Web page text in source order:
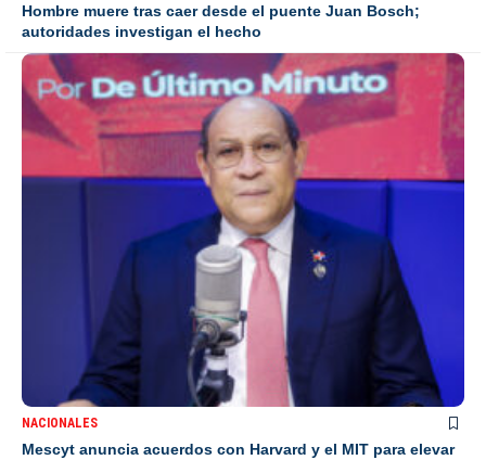
Hombre muere tras caer desde el puente Juan Bosch;
autoridades investigan el hecho
NACIONALES
Mescyt anuncia acuerdos con Harvard y el MIT para elevar